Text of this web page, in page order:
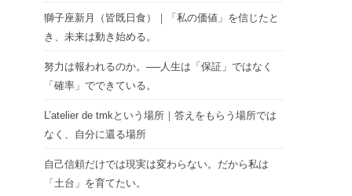
獅子座新月（皆既日食）｜「私の価値」を信じたと
き、未来は動き始める。
努力は報われるのか。──人生は「保証」ではなく
「確率」でできている。
L’atelier de tmkという場所｜答えをもらう場所では
なく、自分に還る場所
自己信頼だけでは現実は変わらない。だから私は
「土台」を育てたい。